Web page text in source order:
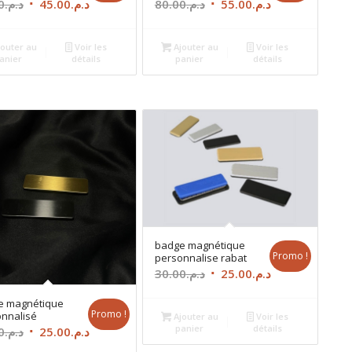
د.م. Le
د.م.50.00.
د.م.45.00
Le
actuel
est :
au
Voir les
détails
د.م.80.00
Le
د.م.80.00.
د.م.55.00
Le
actuel
est :
Ajouter au
panier
Voir les
détails
magnétique
د.م. Le
د.م.25.00
Le
Promo !
badge magnétique
personnalise rabat
د.م.30.00
Le
د.م.30.00.
د.م.25.00
Le
actuel
est :
Promo !
Ajouter au
panier
Voir les
détails